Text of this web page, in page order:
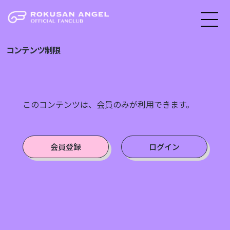
コンテンツ制限
このコンテンツは、会員のみが利用できます。
会員登録 ログイン